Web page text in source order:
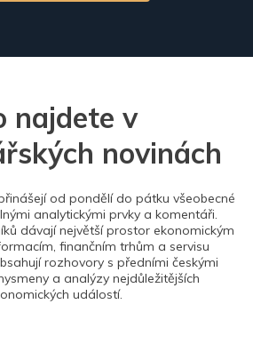
najdete v
novinách
od pondělí do pátku všeobecné
analytickými prvky a komentáři.
dávají největší prostor ekonomickým
finančním trhům a servisu
rozhovory s předními českými
a analýzy nejdůležitějších
událostí.